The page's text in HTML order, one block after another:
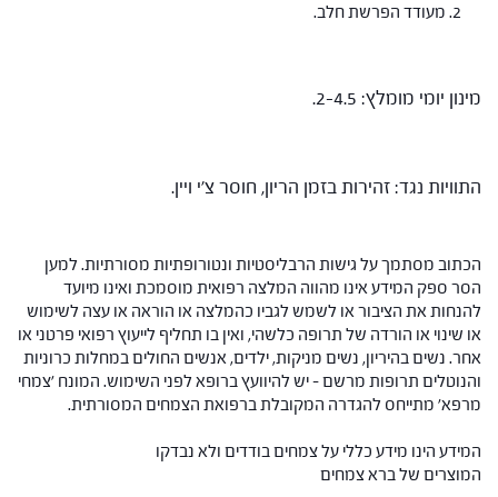
מעודד הפרשת חלב.
מינון יומי מומלץ: 2-4.5.
התוויות נגד: זהירות בזמן הריון, חוסר צ'י ויין.
הכתוב מסתמך על גישות הרבליסטיות ונטורופתיות מסורתיות. למען
הסר ספק המידע אינו מהווה המלצה רפואית מוסמכת ואינו מיועד
להנחות את הציבור או לשמש לגביו כהמלצה או הוראה או עצה לשימוש
או שינוי או הורדה של תרופה כלשהי, ואין בו תחליף לייעוץ רפואי פרטני או
אחר. נשים בהיריון, נשים מניקות, ילדים, אנשים החולים במחלות כרוניות
והנוטלים תרופות מרשם – יש להיוועץ ברופא לפני השימוש. המונח 'צמחי
מרפא' מתייחס להגדרה המקובלת ברפואת הצמחים המסורתית.
המידע הינו מידע כללי על צמחים בודדים ולא נבדקו
המוצרים של ברא צמחים